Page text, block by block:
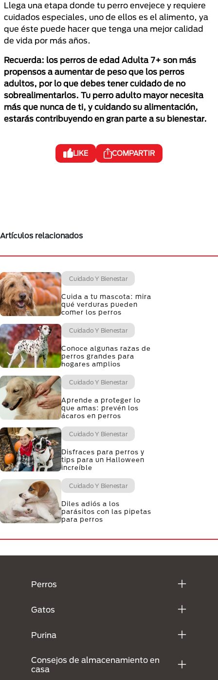
Llega una etapa donde tu perro envejece y requiere
cuidados especiales, uno de ellos es el alimento, ya
que éste puede hacer que tenga una mejor calidad
de vida por más años.
Recuerda: los perros de edad Adulta 7+ son más
propensos a aumentar de peso que los perros
adultos, por lo que debes tener cuidado de no
sobrealimentarlos. Tu perro adulto mayor necesita
más que nunca de ti, y cuidando su alimentación,
estarás contribuyendo en gran parte a su bienestar.
LIKE COMPARTIR
Artículos relacionados
Cuidado Y Bienestar
Cuida a tu mascota: mira
qué verduras pueden
comer los perros
Cuidado Y Bienestar
Conoce algunas razas de
perros grandes para
hogares amplios
Cuidado Y Bienestar
Aprende a proteger lo
que amas: prevén los
ácaros en perros
Cuidado Y Bienestar
Disfraces para perros y
tips para un Halloween
increíble
Cuidado Y Bienestar
Diles adiós a los
parásitos con las pipetas
para perros
Perros
Gatos
Purina
Consejos de almacenamiento en
casa